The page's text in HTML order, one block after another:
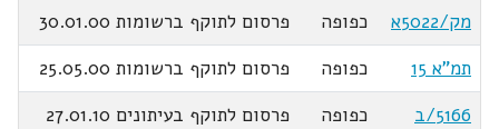
מק/5022א
כפופה
פרסום לתוקף ברשומות 30.01.00
תמ"א 15
כפופה
פרסום לתוקף ברשומות 25.05.00
5166/ב
כפופה פרסום לתוקף בעיתונים 27.01.10